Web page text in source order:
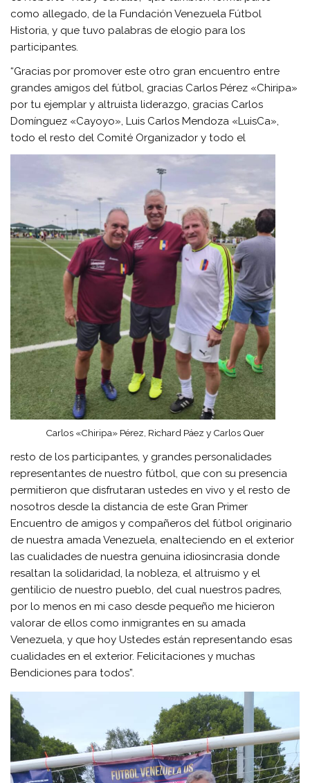
como allegado, de la Fundación Venezuela Fútbol
Historia, y que tuvo palabras de elogio para los
participantes.
“Gracias por promover este otro gran encuentro entre
grandes amigos del fútbol, gracias Carlos Pérez «Chiripa»
por tu ejemplar y altruista liderazgo, gracias Carlos
Domínguez «Cayoyo», Luis Carlos Mendoza «LuisCa»,
todo el resto del Comité Organizador y todo el
Carlos «Chiripa» Pérez, Richard Páez y Carlos Quer
resto de los participantes, y grandes personalidades
representantes de nuestro fútbol, que con su presencia
permitieron que disfrutaran ustedes en vivo y el resto de
nosotros desde la distancia de este Gran Primer
Encuentro de amigos y compañeros del fútbol originario
de nuestra amada Venezuela, enalteciendo en el exterior
las cualidades de nuestra genuina idiosincrasia donde
resaltan la solidaridad, la nobleza, el altruismo y el
gentilicio de nuestro pueblo, del cual nuestros padres,
por lo menos en mi caso desde pequeño me hicieron
valorar de ellos como inmigrantes en su amada
Venezuela, y que hoy Ustedes están representando esas
cualidades en el exterior. Felicitaciones y muchas
Bendiciones para todos”.